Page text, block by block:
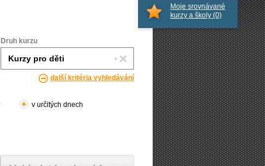
Druh kurzu
další kritéria vyhledávání
v určitých dnech
Moje srovnávané
kurzy a školy (0)